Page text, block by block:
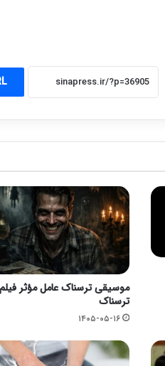
موسیقی ترسناک عامل مؤثر
ترسناک
۱۴۰۵-۰۵-۱۶